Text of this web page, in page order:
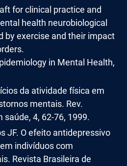
for clinical practice and
health neurobiological
by exercise and their impact
in Mental Health,
da atividade física em
mentais. Rev.
4, 62-76, 1999.
JF. O efeito antidepressivo
indivíduos com
Revista Brasileira de